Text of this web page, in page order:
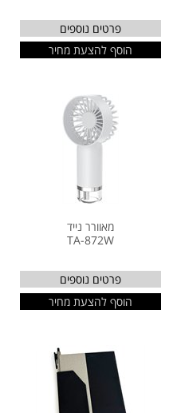
פרטים נוספים
הוסף להצעת מחיר
מאוורר נייד
TA-872W
פרטים נוספים
הוסף להצעת מחיר